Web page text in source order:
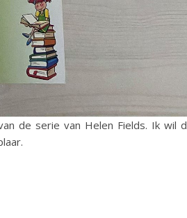
de serie van Helen Fields. Ik wil